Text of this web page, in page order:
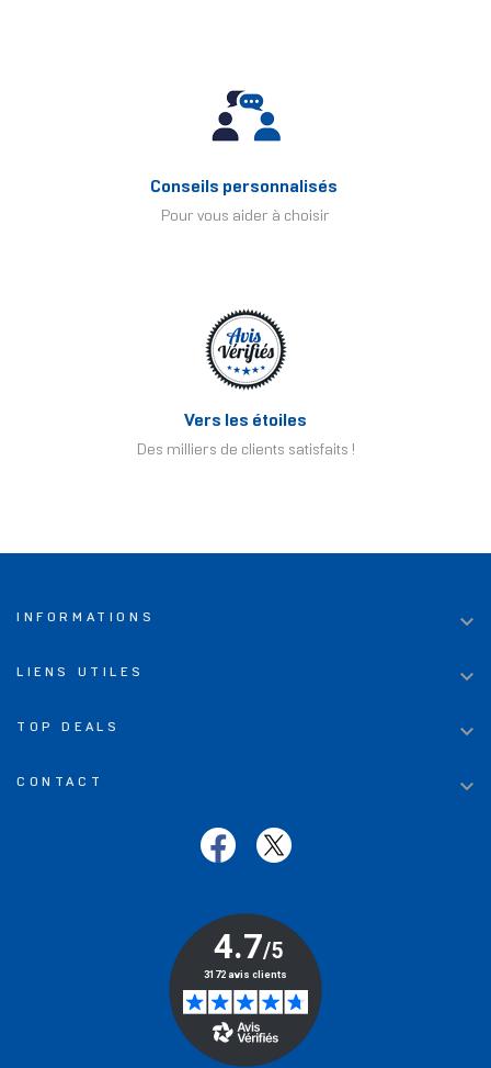
Conseils personnalisés
Pour vous aider à choisir
Vers les étoiles
Des milliers de clients satisfaits !
INFORMATIONS 
LIENS UTILES 
TOP DEALS 
CONTACT 